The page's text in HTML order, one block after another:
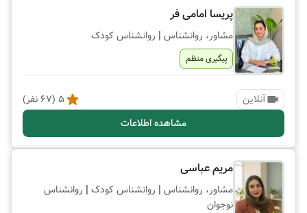
پریسا امامی فر
مشاور، روانشناس | روانشناس کودک
پیگیری منظم
آنلاین 5
(
67 نفر)
مشاهده اطلاعات
مریم عباسی
مشاور، روانشناس | روانشناس کودک | روانشناس
نوجوان